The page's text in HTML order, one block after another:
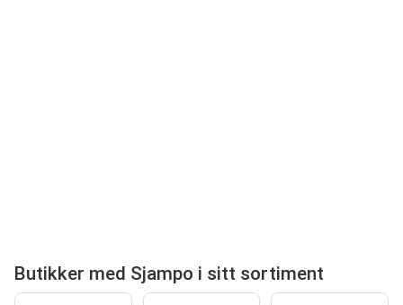
Butikker med Sjampo i sitt sortiment